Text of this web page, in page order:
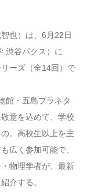
也）は、6月22日
渋谷パクス）に
ーズ（全14回）で
館・五島プラネタ
意を込めて、学校
。高校生以上を主
広く参加可能で、
物理学者が、最新
介する。